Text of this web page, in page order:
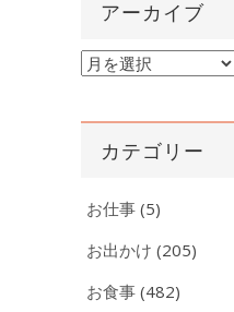
アーカイブ
ア
カ
カテゴリー
お仕事 (5)
お出かけ (205)
お食事 (482)